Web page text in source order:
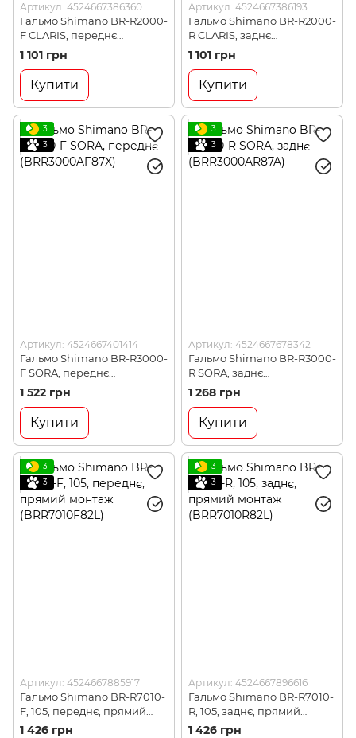
Артикул: 4524667386360
Гальмо Shimano BR-R2000-
F CLARIS, переднє
(BRR2000AF87X)
1 101 грн
Купити
Артикул: 4524667386193
Гальмо Shimano BR-R2000-
R CLARIS, заднє
(BRR2000AR87A)
1 101 грн
Купити
3
3
Артикул: 4524667401414
Гальмо Shimano BR-R3000-
F SORA, переднє
(BRR3000AF87X)
1 522 грн
Купити
3
3
Артикул: 4524667678342
Гальмо Shimano BR-R3000-
R SORA, заднє
(BRR3000AR87A)
1 268 грн
Купити
3
3
Артикул: 4524667885917
Гальмо Shimano BR-R7010-
F, 105, переднє, прямий
монтаж (BRR7010F82L)
1 426 грн
3
3
Артикул: 4524667896616
Гальмо Shimano BR-R7010-
R, 105, заднє, прямий
монтаж (BRR7010R82L)
1 426 грн